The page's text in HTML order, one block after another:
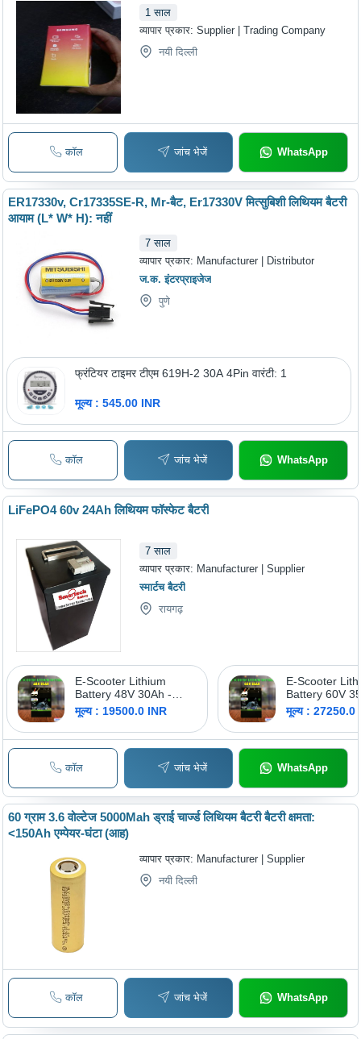
1 साल
व्यापार प्रकार:Supplier | Trading Company
नयी दिल्ली
कॉल जांच भेजें WhatsApp
ER17330v, Cr17335SE-R, Mr-बैट, Er17330V मित्सुबिशी लिथियम बैटरी
आयाम (L* W* H): नहीं
7 साल
व्यापार प्रकार: Manufacturer | Distributor
ज.क. इंटरप्राइजेज
पुणे
फ्रंटियर टाइमर टीएम 619H-2 30A 4Pin वारंटी: 1
मूल्य : 545.00 INR
कॉल जांच भेजें WhatsApp
LiFePO4 60v 24Ah लिथियम फॉस्फेट बैटरी
7 साल
व्यापार प्रकार: Manufacturer | Supplier
स्मार्टच बैटरी
रायगढ़
E-Scooter Lithium
Battery 48V 30Ah -
Features: Over Voltage
Protection Under
Voltage Protection Over
Current Protection
Short Circuit Protection
High Temperature
Protection Low
Temperature Protection
Soft Switch Soc
Display- Optional
Communication Can
मूल्य : 19500.0 INR
E-Scooter
Battery 60V
Features:
Protection
Voltage
Current
High
Protection
Temperature
Soft Switch
Balance
मूल्य : 27250.0
कॉल जांच भेजें WhatsApp
60 ग्राम 3.6 वोल्टेज 5000Mah ड्राई चार्ज्ड लिथियम बैटरी बैटरी क्षमता:
<150Ah एम्पेयर-घंटा (आह)
व्यापार प्रकार: Manufacturer | Supplier
नयी दिल्ली
कॉल जांच भेजें WhatsApp